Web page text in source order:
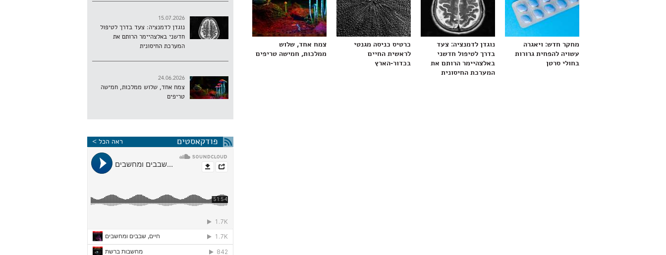
מחקר חדש: ויאגרה
עשויה להפחית גרורות
בחולי סרטן
נוגדן לדמנציה: צעד
בדרך לטיפול חדשני
באלצהיימר הרותם את
המערכת החיסונית
כרטיס כניסה מגנטי
לראשית החיים
בכדור-הארץ
צמח אחד, שלוש
ממלכות, חמישה טריפים
15.07.2026
נוגדן לדמנציה: צעד בדרך לטיפול
חדשני באלצהיימר הרותם את
המערכת החיסונית
24.06.2026
צמח אחד, שלוש ממלכות, חמישה
טריפים
פודקאסטים ראה הכל >